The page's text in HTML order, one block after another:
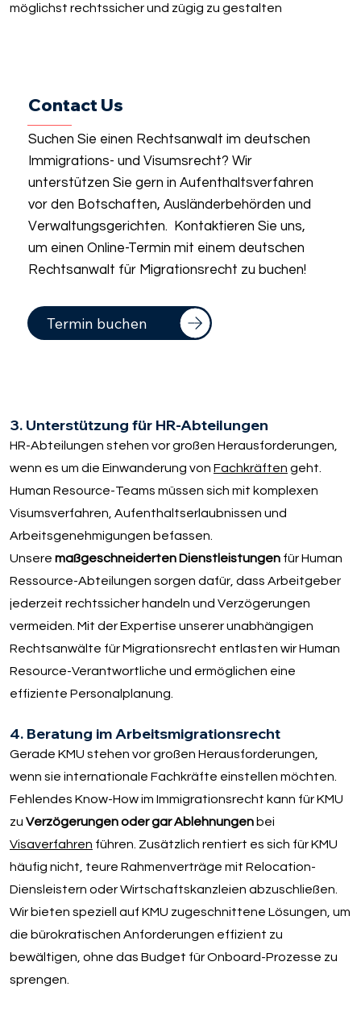
möglichst rechtssicher und zügig zu gestalten
Contact Us
Suchen Sie einen Rechtsanwalt im deutschen
Immigrations- und Visumsrecht? Wir
unterstützen Sie gern in Aufenthaltsverfahren
vor den Botschaften, Ausländerbehörden und
Verwaltungsgerichten. Kontaktieren Sie uns,
um einen Online-Termin mit einem deutschen
Rechtsanwalt für Migrationsrecht zu buchen!
Termin buchen
3. Unterstützung für HR-Abteilungen
HR-Abteilungen stehen vor großen Herausforderungen,
wenn es um die Einwanderung von Fachkräften geht.
Human Resource-Teams müssen sich mit komplexen
Visumsverfahren, Aufenthaltserlaubnissen und
Arbeitsgenehmigungen befassen.
Unsere maßgeschneiderten Dienstleistungenfür Human
Ressource-Abteilungen sorgen dafür, dass Arbeitgeber
jederzeit rechtssicher handeln und Verzögerungen
vermeiden. Mit der Expertise unserer unabhängigen
Rechtsanwälte für Migrationsrecht entlasten wir Human
Resource-Verantwortliche und ermöglichen eine
effiziente Personalplanung.
4. Beratung im Arbeitsmigrationsrecht
Gerade KMU stehen vor großen Herausforderungen,
wenn sie internationale Fachkräfte einstellen möchten.
Fehlendes Know-How im Immigrationsrecht kann für KMU
zu Verzögerungen oder gar Ablehnungenbei
Visaverfahren führen. Zusätzlich rentiert es sich für KMU
häufig nicht, teure Rahmenverträge mit Relocation-
Diensleistern oder Wirtschaftskanzleien abzuschließen.
Wir bieten speziell auf KMU zugeschnittene Lösungen, um
die bürokratischen Anforderungen effizient zu
bewältigen, ohne das Budget für Onboard-Prozesse zu
sprengen.